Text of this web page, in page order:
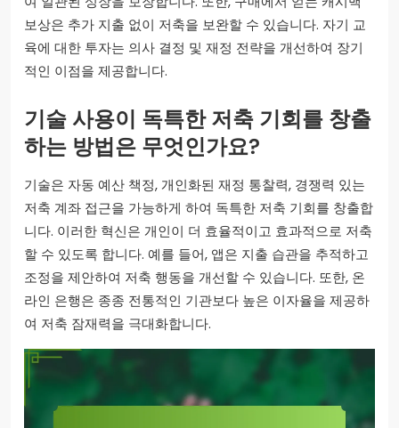
보상은 추가 지출 없이 저축을 보완할 수 있습니다. 자기 교
육에 대한 투자는 의사 결정 및 재정 전략을 개선하여 장기
적인 이점을 제공합니다.
기술 사용이 독특한 저축 기회를 창출
하는 방법은 무엇인가요?
기술은 자동 예산 책정, 개인화된 재정 통찰력, 경쟁력 있는
저축 계좌 접근을 가능하게 하여 독특한 저축 기회를 창출합
니다. 이러한 혁신은 개인이 더 효율적이고 효과적으로 저축
할 수 있도록 합니다. 예를 들어, 앱은 지출 습관을 추적하고
조정을 제안하여 저축 행동을 개선할 수 있습니다. 또한, 온
라인 은행은 종종 전통적인 기관보다 높은 이자율을 제공하
여 저축 잠재력을 극대화합니다.